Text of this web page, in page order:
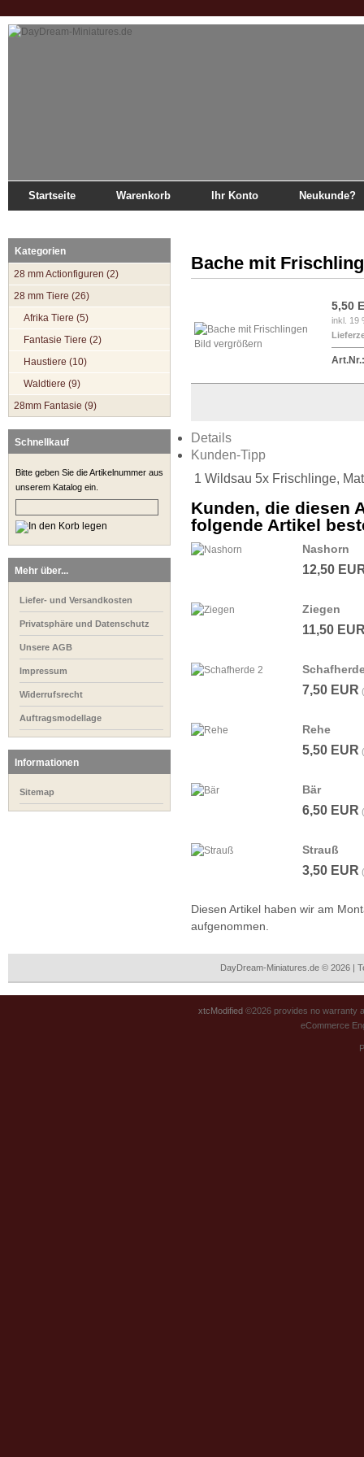
Startseite Warenkorb Ihr Konto Neukunde?
Kategorien
28 mm Actionfiguren (2)
28 mm Tiere (26)
Afrika Tiere (5)
Fantasie Tiere (2)
Haustiere (10)
Waldtiere (9)
28mm Fantasie (9)
Schnellkauf
Bitte geben Sie die Artikelnummer aus
unserem Katalog ein.
Mehr über...
Liefer- und Versandkosten
Privatsphäre und Datenschutz
Unsere AGB
Impressum
Widerrufsrecht
Auftragsmodellage
Informationen
Sitemap
Bache mit
Bild vergrößern
5,50
inkl. 19
Art.Nr.:
Details
Kunden-Tipp
1 Wildsau 5x Frischlinge,
Kunden, die diesen
folgende Artikel
Nashorn
12,50
Ziegen
11,50
7,50 EUR
Rehe
5,50 EUR
Bär
6,50 EUR
Strauß
3,50 EUR
Diesen Artikel haben wir am
aufgenommen.
DayDream-Miniatures.de © 2026 |
xtcModified ©2026 provides no warranty
eCommerce